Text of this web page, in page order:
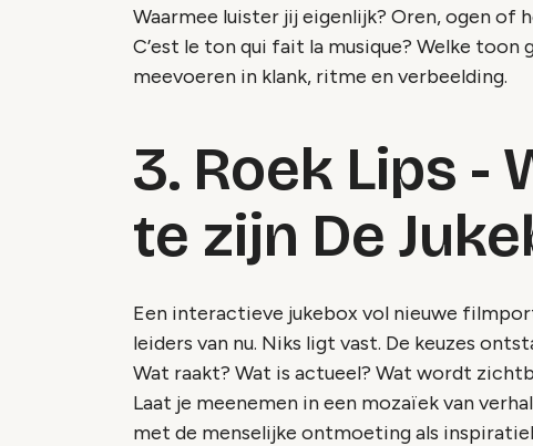
Waarmee luister jij eigenlijk? Oren, ogen of
C’est le ton qui fait la musique? Welke toon
meevoeren in klank, ritme en verbeelding.
3. Roek Lips -
te zijn De
Een interactieve jukebox vol nieuwe
leiders van nu. Niks ligt vast. De keuzes
Wat raakt? Wat is actueel? Wat wordt
Laat je meenemen in een mozaïek van
met de menselijke ontmoeting als